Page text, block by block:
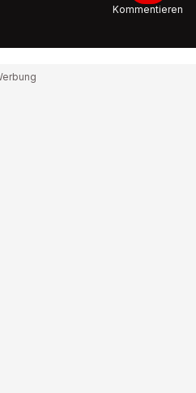
Kommentieren